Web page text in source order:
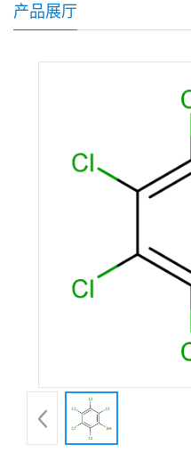
产品展厅